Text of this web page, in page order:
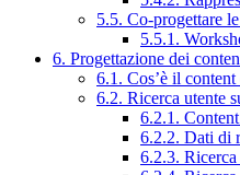
5.5. Co-progettare
5.5.1.
6. Progettazione dei
6.1. Cos’è il content
6.2. Ricerca utente
6.2.1.
6.2.2. Dati di
6.2.3.